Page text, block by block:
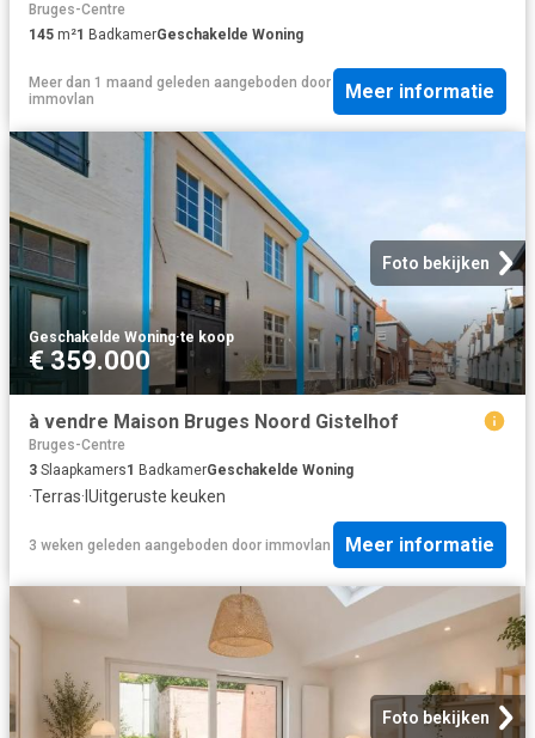
Bruges-Centre
145 m²1 BadkamerGeschakelde Woning
Meer dan 1 maand geleden aangeboden door
immovlan
Meer informatie
Foto bekijken
Geschakelde Woning·te koop
€ 359.000
à vendre Maison Bruges Noord Gistelhof
Bruges-Centre
3 Slaapkamers1 BadkamerGeschakelde Woning
·Terras· IUitgeruste keuken
3 weken geleden aangeboden door immovlan Meer informatie
Foto bekijken